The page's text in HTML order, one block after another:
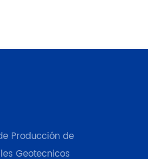
Producción de
Geotecnicos